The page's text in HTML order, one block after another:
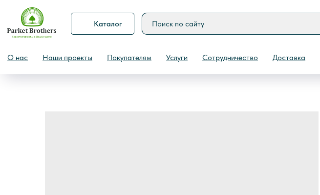
Каталог
О нас Наши проекты Покупателям Услуги Сотрудничество Доставка